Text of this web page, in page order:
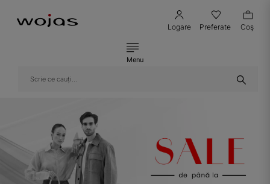
Logare Preferate Coş
Menu